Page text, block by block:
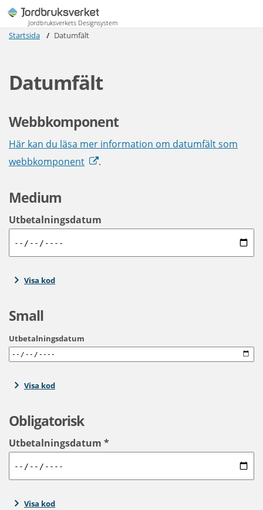
Jordbruksverkets Designsystem
Startsida Datumfält
Datumfält
Webbkomponent
Här kan du läsa mer information om datumfält som
webbkomponent
.
Medium
Utbetalningsdatum
Visa kod
Small
Utbetalningsdatum
Visa kod
Obligatorisk
Utbetalningsdatum *
Visa kod